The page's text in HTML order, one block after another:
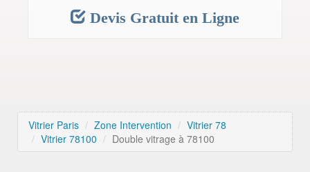
Devis Gratuit en Ligne
Vitrier Paris Zone Intervention
Vitrier 78
Vitrier 78100
Double vitrage à 78100